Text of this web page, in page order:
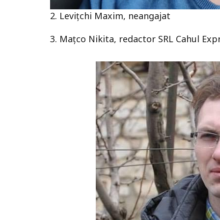
2. Levițchi Maxim, neangajat
3. Mațco Nikita, redactor SRL Cahul